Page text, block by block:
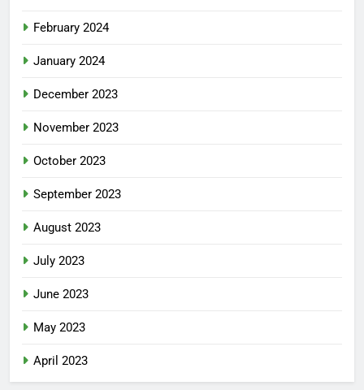
February 2024
January 2024
December 2023
November 2023
October 2023
September 2023
August 2023
July 2023
June 2023
May 2023
April 2023